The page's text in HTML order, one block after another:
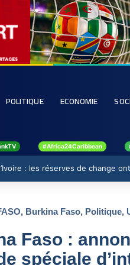
POLITIQUE ECONOMIE
#Africa24Caribbean
: les réserves de change
, Burkina Faso, Politique,
Faso :
spéciale